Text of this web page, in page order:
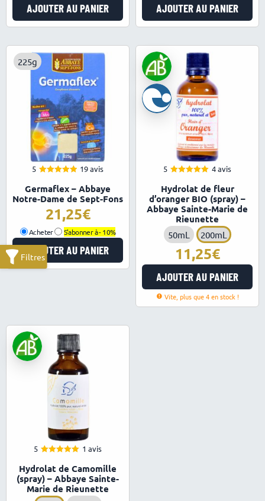
AJOUTER AU PANIER AJOUTER AU PANIER
225g
5
sur 5
19 avis
Germaflex – Abbaye
Notre-Dame de Sept-Fons
21,25
Acheter S'abonner à -10%
AJOUTER AU PANIER
5
sur 5
4 avis
Hydrolat de fleur
d’oranger BIO (spray) –
Abbaye Sainte-Marie de
Rieunette
50mL 200mL
11,25
AJOUTER AU PANIER
Vite, plus que 4 en stock !
5
sur 5
1 avis
Hydrolat de Camomille
(spray) – Abbaye Sainte-
Marie de Rieunette